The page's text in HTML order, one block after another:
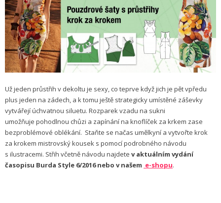
Už jeden průstřih v dekoltu je sexy, co teprve když jich je pět vpředu
plus jeden na zádech, a k tomu ještě strategicky umístěné záševky
vytvářejí úchvatnou siluetu. Rozparek vzadu na sukni
umožňuje pohodlnou chůzi a zapínání na knoflíček za krkem zase
bezproblémové oblékání. Staňte se načas umělkyní a vytvořte krok
za krokem mistrovský kousek s pomocí podrobného návodu
s ilustracemi. Střih včetně návodu najdete v aktuálním vydání
časopisu Burda Style 6/2016 nebo v našem e-shopu.